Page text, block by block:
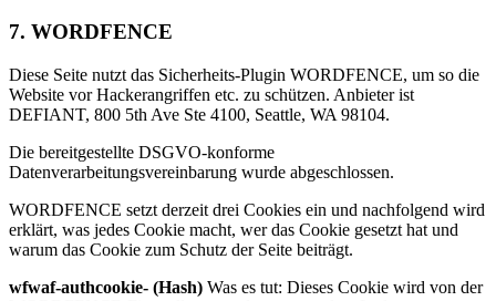
7. WORDFENCE
Diese Seite nutzt das Sicherheits-Plugin WORDFENCE, um so die
Website vor Hackerangriffen etc. zu schützen. Anbieter ist
DEFIANT, 800 5th Ave Ste 4100, Seattle, WA 98104.
Die bereitgestellte DSGVO-konforme
Datenverarbeitungsvereinbarung wurde abgeschlossen.
WORDFENCE setzt derzeit drei Cookies ein und nachfolgend wird
erklärt, was jedes Cookie macht, wer das Cookie gesetzt hat und
warum das Cookie zum Schutz der Seite beiträgt.
wfwaf-authcookie- (Hash) Was es tut: Dieses Cookie wird von der